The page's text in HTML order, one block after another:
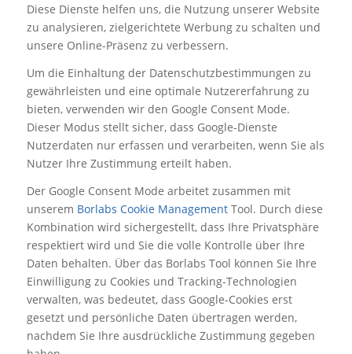
Diese Dienste helfen uns, die Nutzung unserer Website
zu analysieren, zielgerichtete Werbung zu schalten und
unsere Online-Präsenz zu verbessern.
Um die Einhaltung der Datenschutzbestimmungen zu
gewährleisten und eine optimale Nutzererfahrung zu
bieten, verwenden wir den Google Consent Mode.
Dieser Modus stellt sicher, dass Google-Dienste
Nutzerdaten nur erfassen und verarbeiten, wenn Sie als
Nutzer Ihre Zustimmung erteilt haben.
Der Google Consent Mode arbeitet zusammen mit
unserem Borlabs Cookie ManagementTool. Durch diese
Kombination wird sichergestellt, dass Ihre Privatsphäre
respektiert wird und Sie die volle Kontrolle über Ihre
Daten behalten. Über das Borlabs Tool können Sie Ihre
Einwilligung zu Cookies und Tracking-Technologien
verwalten, was bedeutet, dass Google-Cookies erst
gesetzt und persönliche Daten übertragen werden,
nachdem Sie Ihre ausdrückliche Zustimmung gegeben